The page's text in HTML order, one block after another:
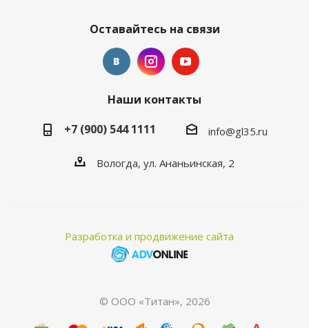
Оставайтесь на связи
Наши контакты
+7 (900) 544 1111
info@gl35.ru
Вологда, ул. Ананьинская, 2
Разработка и продвижение сайта
© ООО «Титан», 2026